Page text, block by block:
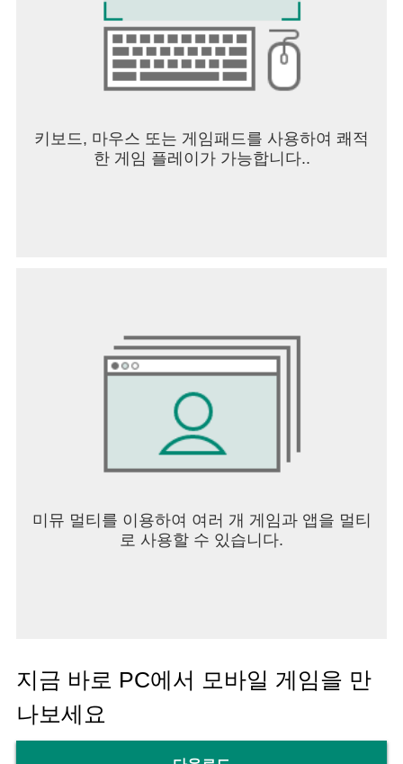
키보드, 마우스 또는 게임패드를 사용하여 쾌적
한 게임 플레이가 가능합니다..
미뮤 멀티를 이용하여 여러 개 게임과 앱을 멀티
로 사용할 수 있습니다.
지금 바로 PC에서 모바일 게임을 만
나보세요